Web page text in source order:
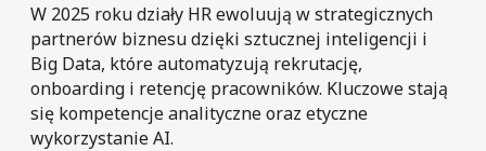
W 2025 roku działy HR ewoluują w strategicznych
partnerów biznesu dzięki sztucznej inteligencji i
Big Data, które automatyzują rekrutację,
onboarding i retencję pracowników. Kluczowe stają
się kompetencje analityczne oraz etyczne
wykorzystanie AI.